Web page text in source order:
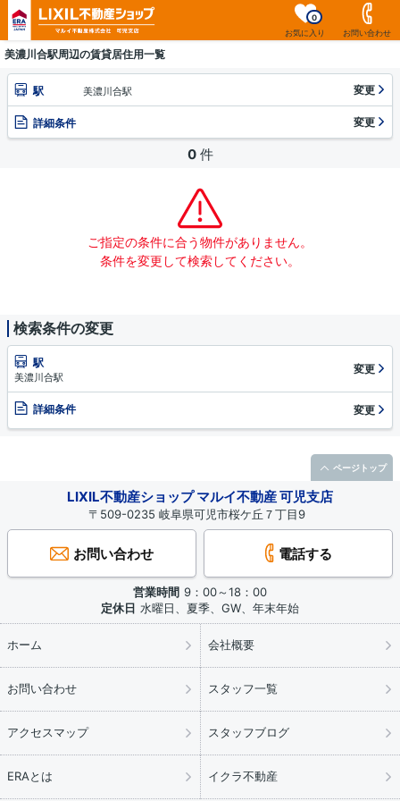
お気に入り
0
お問い合わせ
美濃川合駅周辺の賃貸居住用一覧
駅 美濃川合駅 変更
詳細条件 変更
0 件
ご指定の条件に合う物件がありません。
条件を変更して検索してください。
検索条件の変更
駅
美濃川合駅
変更
詳細条件 変更
LIXIL不動産ショップ マルイ不動産 可児支店
〒509-0235 岐阜県可児市桜ケ丘７丁目9
お問い合わせ 電話する
営業時間 9：00～18：00
定休日 水曜日、夏季、GW、年末年始
ホーム 会社概要
お問い合わせ スタッフ一覧
アクセスマップ スタッフブログ
ERAとは イクラ不動産
ページトップ